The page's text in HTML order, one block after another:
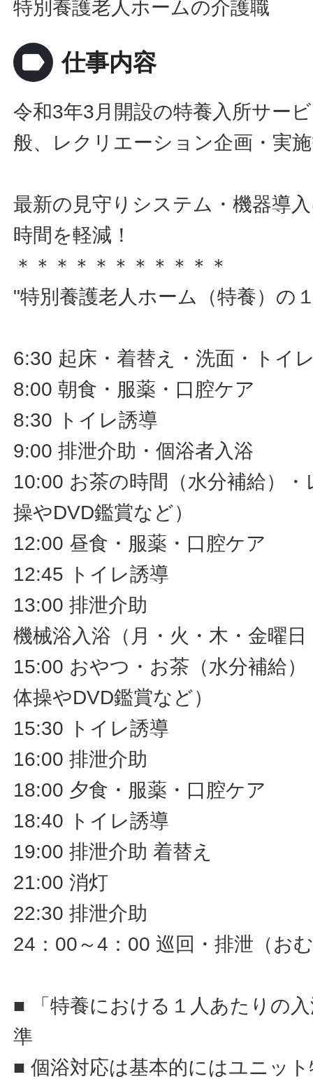
特別養護老人ホームの介護職
label 仕事内容
令和3年3月開設の特養入所サー
般、レクリエーション企画・実
最新の見守りシステム・機器導
時間を軽減！
＊＊＊＊＊＊＊＊＊＊＊
"特別養護老人ホーム（特養）の
6:30 起床・着替え・洗面・トイ
8:00 朝食・服薬・口腔ケア
8:30 トイレ誘導
9:00 排泄介助・個浴者入浴
10:00 お茶の時間（水分補給）
操やDVD鑑賞など）
12:00 昼食・服薬・口腔ケア
12:45 トイレ誘導
13:00 排泄介助
機械浴入浴（月・火・木・金曜
15:00 おやつ・お茶（水分補給
体操やDVD鑑賞など）
15:30 トイレ誘導
16:00 排泄介助
18:00 夕食・服薬・口腔ケア
18:40 トイレ誘導
19:00 排泄介助 着替え
21:00 消灯
22:30 排泄介助
24：00～4：00 巡回・排泄（お
■ 「特養における１人あたりの
準
■ 個浴対応は基本的にはユニッ